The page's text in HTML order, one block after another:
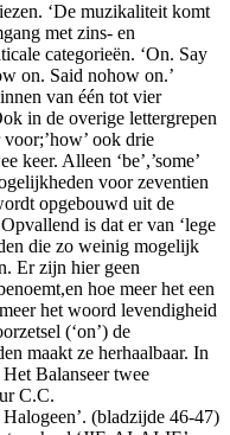
‘De muzikaliteit komt
met zins- en
categorieën. ‘On. Say
on. Said nohow on.’
van één tot vier
in de overige lettergrepen
ook drie
keer. Alleen ‘be’,’some’
voor zeventien
opgebouwd uit de
is dat er van ‘lege
die zo weinig mogelijk
Er zijn hier geen
hoe meer het een
het woord levendigheid
(‘on’) de
maakt ze herhaalbaar. In
Balanseer twee
C.C.
Halogeen’. (bladzijde 46-47)